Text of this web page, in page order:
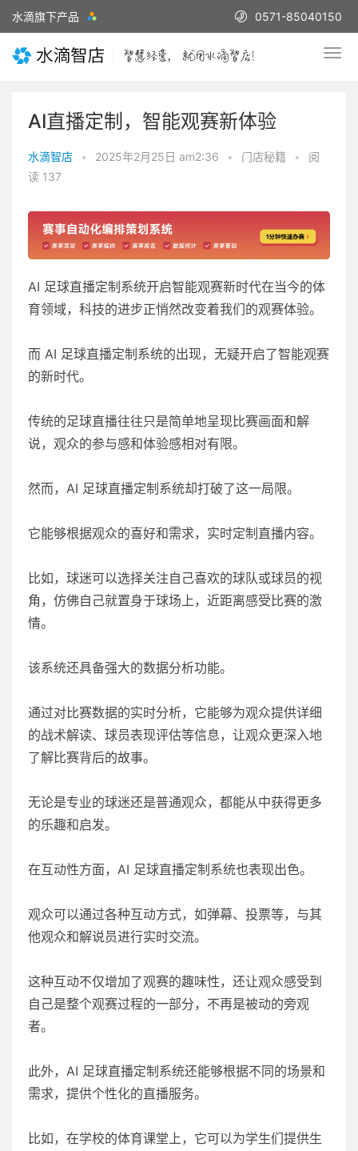
水滴旗下产品 0571-85040150
AI直播定制，智能观赛新体验
水滴智店 • 2025年2月25日 am2:36 • 门店秘籍 •
阅
读 137
AI 足球直播定制系统开启智能观赛新时代在当今的体
育领域，科技的进步正悄然改变着我们的观赛体验。
而 AI 足球直播定制系统的出现，无疑开启了智能观赛
的新时代。
传统的足球直播往往只是简单地呈现比赛画面和解
说，观众的参与感和体验感相对有限。
然而，AI 足球直播定制系统却打破了这一局限。
它能够根据观众的喜好和需求，实时定制直播内容。
比如，球迷可以选择关注自己喜欢的球队或球员的视
角，仿佛自己就置身于球场上，近距离感受比赛的激
情。
该系统还具备强大的数据分析功能。
通过对比赛数据的实时分析，它能够为观众提供详细
的战术解读、球员表现评估等信息，让观众更深入地
了解比赛背后的故事。
无论是专业的球迷还是普通观众，都能从中获得更多
的乐趣和启发。
在互动性方面，AI 足球直播定制系统也表现出色。
观众可以通过各种互动方式，如弹幕、投票等，与其
他观众和解说员进行实时交流。
这种互动不仅增加了观赛的趣味性，还让观众感受到
自己是整个观赛过程的一部分，不再是被动的旁观
者。
此外，AI 足球直播定制系统还能够根据不同的场景和
需求，提供个性化的直播服务。
比如，在学校的体育课堂上，它可以为学生们提供生